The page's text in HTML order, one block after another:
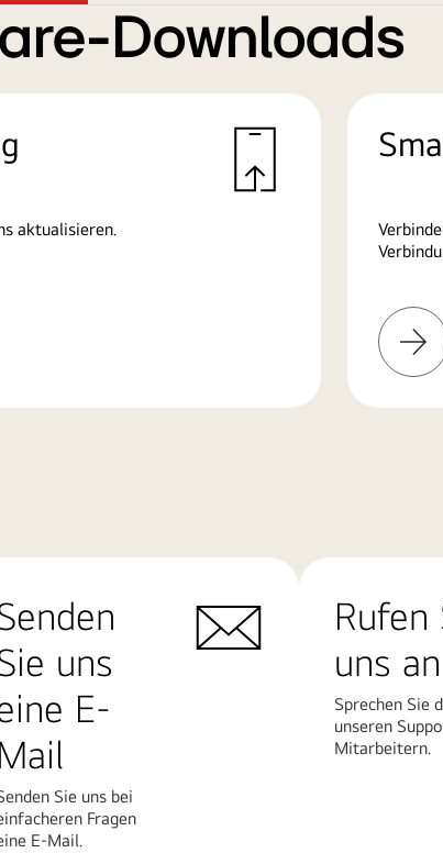
Downloads
aktualisieren.
Mehr
uns
E-
Mail
Sie uns bei
Fragen
E-Mail.
Rufen
uns an
Sprechen Sie
unseren
Mitarbeitern.